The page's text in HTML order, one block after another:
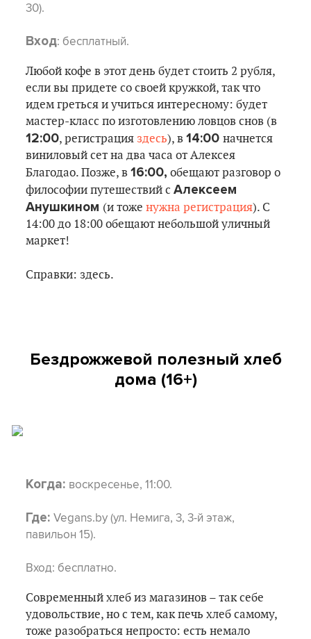
30).
Вход: бесплатный.
Любой кофе в этот день будет стоить 2 рубля,
если вы придете со своей кружкой, так что
идем греться и учиться интересному: будет
мастер-класс по изготовлению ловцов снов (в
12:00, регистрация здесь), в 14:00 начнется
виниловый сет на два часа от Алексея
Благодао. Позже, в 16:00, обещают разговор о
философии путешествий с Алексеем
Анушкином (и тоже нужна регистрация). С
14:00 до 18:00 обещают небольшой уличный
маркет!
Справки: здесь.
Бездрожжевой полезный хлеб
дома (16+)
Когда: воскресенье, 11:00.
Где: Vegans.by (ул. Немига, 3, 3-й этаж,
павильон 15).
Вход: бесплатно.
Современный хлеб из магазинов – так себе
удовольствие, но с тем, как печь хлеб самому,
тоже разобраться непросто: есть немало